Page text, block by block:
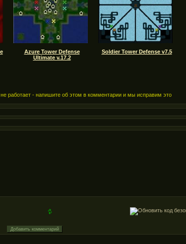
Azure Tower Defense
Ultimate v.17.2
Soldier Tower Defense v7.5
работает - напишите об этом в комментарии и мы исправим это